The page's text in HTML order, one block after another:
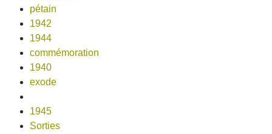
pétain
1942
1944
commémoration
1940
exode
1945
Sorties